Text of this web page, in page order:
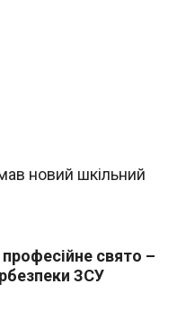
новий шкільний
свято –
ЗСУ